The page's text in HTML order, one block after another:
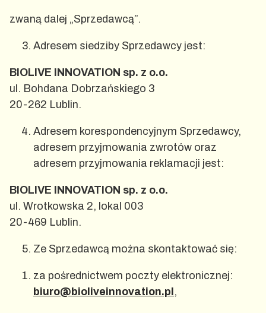
zwaną dalej „Sprzedawcą”.
Adresem siedziby Sprzedawcy jest:
BIOLIVE INNOVATION sp. z o.o.
ul. Bohdana Dobrzańskiego 3
20-262 Lublin.
Adresem korespondencyjnym Sprzedawcy,
adresem przyjmowania zwrotów oraz
adresem przyjmowania reklamacji jest:
BIOLIVE INNOVATION sp. z o.o.
ul. Wrotkowska 2, lokal 003
20-469 Lublin.
Ze Sprzedawcą można skontaktować się:
za pośrednictwem poczty elektronicznej:
biuro@bioliveinnovation.pl ,